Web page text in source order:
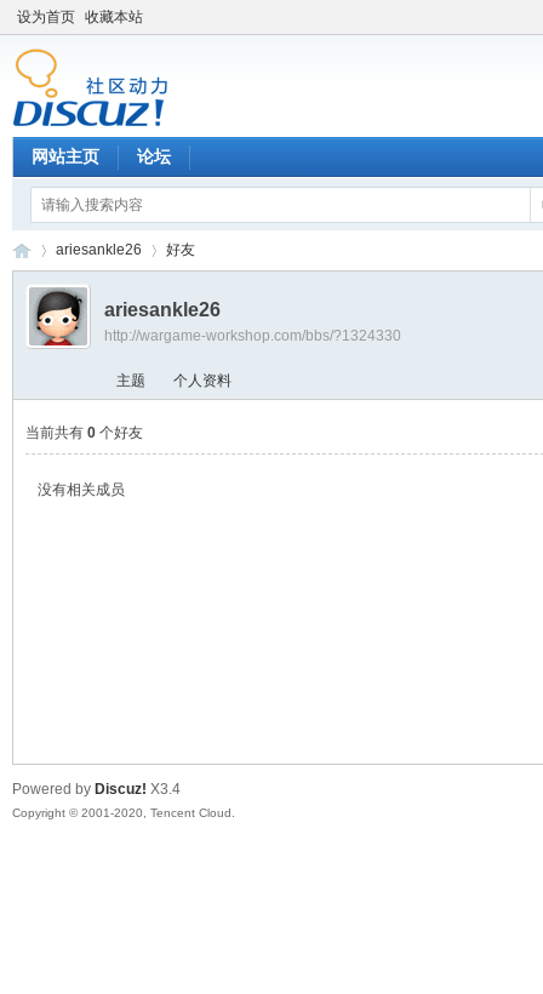
设为首页 收藏本站
网站主页 论坛
›
ariesankle26 好友
ariesankle26
http://wargame-workshop.com/bbs/?1324330
主题 个人资料
当前共有 0个好友
没有相关成员
Powered by Discuz! X3.4
Copyright © 2001-2020, Tencent Cloud.